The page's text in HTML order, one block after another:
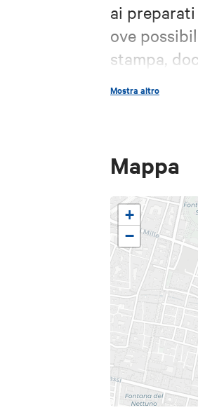
ai
ove
stampa,
Mostra altro
Mappa
+
−